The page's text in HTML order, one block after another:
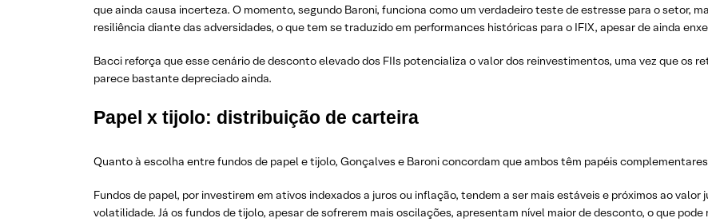
que ainda causa incerteza. O momento, segundo Baroni, funciona como um verdadeiro teste de estresse para o setor,
resiliência diante das adversidades, o que tem se traduzido em performances históricas para o IFIX, apesar de ainda
Bacci reforça que esse cenário de desconto elevado dos FIIs potencializa o valor dos reinvestimentos, uma vez que os
parece bastante depreciado ainda.
Papel x tijolo: distribuição de carteira
Quanto à escolha entre fundos de papel e tijolo, Gonçalves e Baroni concordam que ambos têm papéis
Fundos de papel, por investirem em ativos indexados a juros ou inflação, tendem a ser mais estáveis e próximos ao
volatilidade. Já os fundos de tijolo, apesar de sofrerem mais oscilações, apresentam nível maior de desconto, o que